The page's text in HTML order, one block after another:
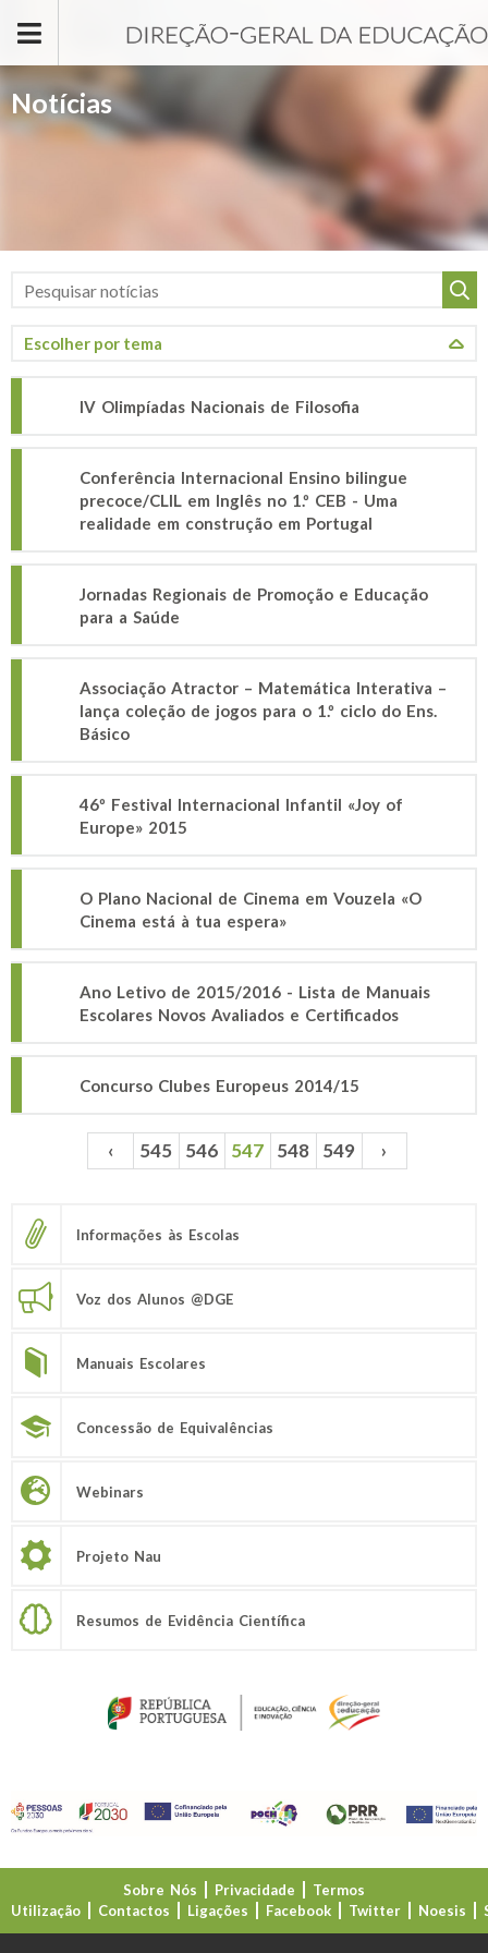
Notícias
IV Olimpíadas Nacionais de Filosofia
Conferência Internacional Ensino bilingue
precoce/CLIL em Inglês no 1.º CEB - Uma
realidade em construção em Portugal
Jornadas Regionais de Promoção e Educação
para a Saúde
Associação Atractor – Matemática Interativa –
lança coleção de jogos para o 1.º ciclo do Ens.
Básico
46º Festival Internacional Infantil «Joy of
Europe» 2015
O Plano Nacional de Cinema em Vouzela «O
Cinema está à tua espera»
Ano Letivo de 2015/2016 - Lista de Manuais
Escolares Novos Avaliados e Certificados
Concurso Clubes Europeus 2014/15
Páginas ‹ 545 546 547 548 549 ›
Informações às Escolas
Voz dos Alunos @DGE
Manuais Escolares
Concessão de Equivalências
Webinars
Projeto Nau
Resumos de Evidência Científica
Sobre Nós Privacidade
Termos
Utilização
Contactos Ligações Facebook Twitter Noesis